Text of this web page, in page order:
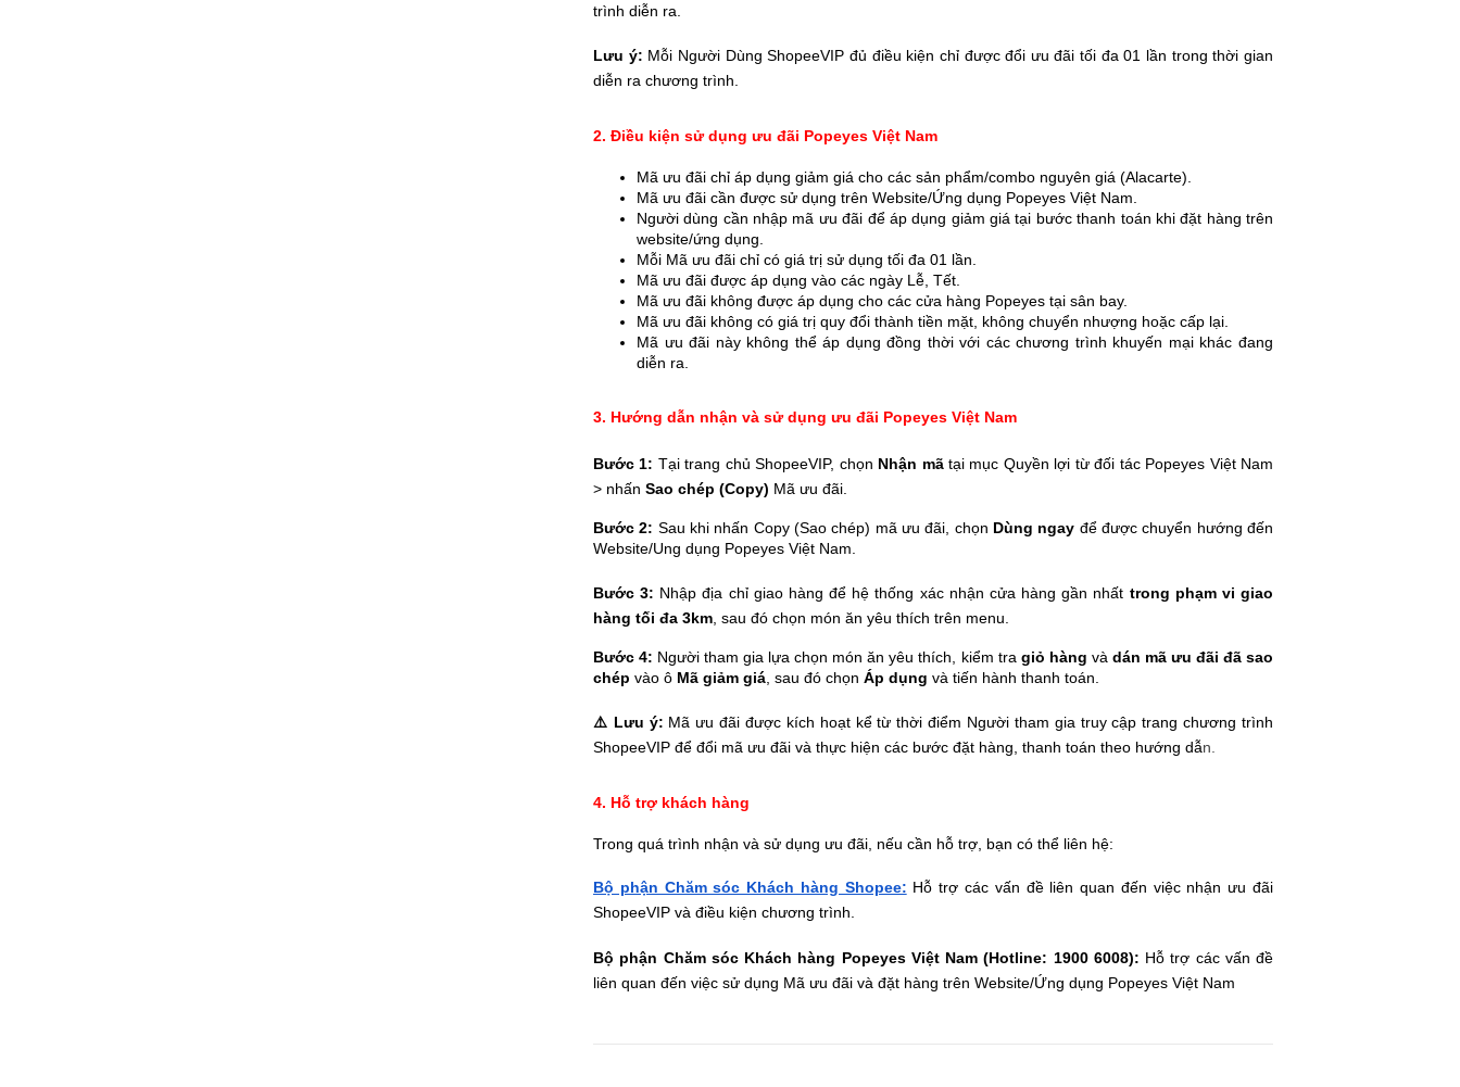
trình diễn ra.
Lưu ý: Mỗi Người Dùng ShopeeVIP đủ điều kiện chỉ được đổi ưu đãi tối đa 01 lần trong thời gian
diễn ra chương trình.
2. Điều kiện sử dụng ưu đãi Popeyes Việt Nam
Mã ưu đãi chỉ áp dụng giảm giá cho các sản phẩm/combo nguyên giá (Alacarte).
Mã ưu đãi cần được sử dụng trên Website/Ứng dụng Popeyes Việt Nam.
Người dùng cần nhập mã ưu đãi để áp dụng giảm giá tại bước thanh toán khi đặt hàng trên
website/ứng dụng.
Mỗi Mã ưu đãi chỉ có giá trị sử dụng tối đa 01 lần.
Mã ưu đãi được áp dụng vào các ngày Lễ, Tết.
Mã ưu đãi không được áp dụng cho các cửa hàng Popeyes tại sân bay.
Mã ưu đãi không có giá trị quy đổi thành tiền mặt, không chuyển nhượng hoặc cấp lại.
Mã ưu đãi này không thể áp dụng đồng thời với các chương trình khuyến mại khác đang
diễn ra.
3. Hướng dẫn nhận và sử dụng ưu đãi Popeyes Việt Nam
Bước 1: Tại trang chủ ShopeeVIP, chọn Nhận mãtại mục Quyền lợi từ đối tác Popeyes Việt Nam
> nhấn Sao chép (Copy) Mã ưu đãi.
Bước 2: Sau khi nhấn Copy (Sao chép) mã ưu đãi, chọn Dùng ngay để được chuyển hướng đến
Website/Ung dụng Popeyes Việt Nam.
Bước 3: Nhập địa chỉ giao hàng để hệ thống xác nhận cửa hàng gần nhất trong phạm vi giao
hàng tối đa 3km , sau đó chọn món ăn yêu thích trên menu.
Bước 4: Người tham gia lựa chọn món ăn yêu thích, kiểm tra giỏ hàng và dán mã ưu đãi đã sao
chép vào ô Mã giảm giá , sau đó chọn Áp dụng và tiến hành thanh toán.
⚠️ Lưu ý: Mã ưu đãi được kích hoạt kể từ thời điểm Người tham gia truy cập trang chương trình
ShopeeVIP để đổi mã ưu đãi và thực hiện các bước đặt hàng, thanh toán theo hướng dẫn.
4. Hỗ trợ khách hàng
Trong quá trình nhận và sử dụng ưu đãi, nếu cần hỗ trợ, bạn có thể liên hệ:
Bộ phận Chăm sóc Khách hàng Shopee: Hỗ trợ các vấn đề liên quan đến việc nhận ưu đãi
ShopeeVIP và điều kiện chương trình.
Bộ phận Chăm sóc Khách hàng Popeyes Việt Nam (Hotline: 1900 6008): Hỗ trợ các vấn đề
liên quan đến việc sử dụng Mã ưu đãi và đặt hàng trên Website/Ứng dụng Popeyes Việt Nam